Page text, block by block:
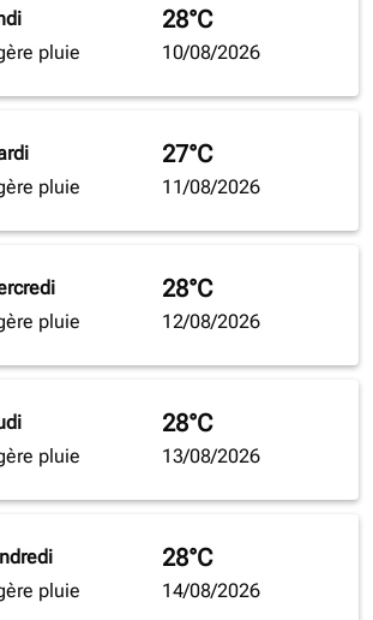
pluie
28°C
10/08/2026
pluie
27°C
11/08/2026
pluie
28°C
12/08/2026
pluie
28°C
13/08/2026
pluie
28°C
14/08/2026